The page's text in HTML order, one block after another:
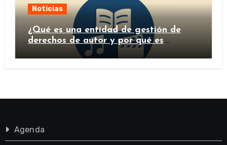
Noticias
¿Qué es una entidad de gestión de
derechos de autor y por qué es
importante?
Agenda